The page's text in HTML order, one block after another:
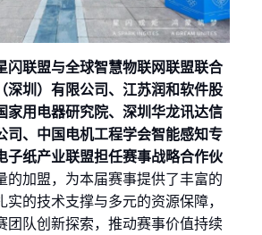
闪联盟与全球智慧物联网联盟联合
深圳）有限公司、江苏润和软件股
家用电器研究院、深圳华龙讯达信
司、中国电机工程学会智能感知专
子纸产业联盟担任赛事战略合作伙
的加盟，为本届赛事提供了丰富的
实的技术支撑与多元的资源保障，
团队创新探索，推动赛事价值持续